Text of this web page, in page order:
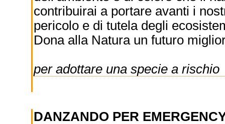
contribuirai a portare avanti i
pericolo e di tutela degli
Dona alla Natura un futuro
per adottare una specie a rischio
DANZANDO PER